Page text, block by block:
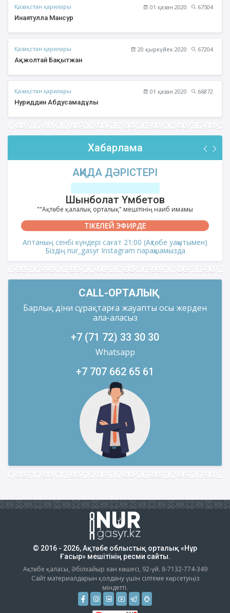
Қазақстан қарилары 01 қазан 2020
67504
Инаятулла Мансур
Қазақстан қарилары 20 қыркүйек 2020
67204
Ақжолтай Бақытжан
Қазақстан қарилары 01 қазан 2020
66872
Нуриддин Абдусамадұлы
Хабарлама
АҚИДА ДӘРІСТЕРІ
Шынболат Үмбетов
""Ақтөбе қалалық орталық" мешітінің наиб имамы
ТІКЕЛЕЙ ЭФИРДЕ
Аптаның сенбі күндері сағат 21:00 (Ақтөбе уақытымен)
Біздің nur_gasyr Instagram парақшамызда
CALL-ОРТАЛЫҚ
Барлық діни сұрақтарға жауапты осы жерден
ала-аласыз
+7 (71 72) 33 30 30
Whatsapp
+7 707 662 65 61
© 2016 - 2026, Ақтөбе облыстық орталық «Нұр
Ғасыр» мешітінің ресми сайты.
Ақтөбе қаласы, Әбілхайыр хан көшесі, 92-үй. 8-7132-774-349
Сайт материалдарын қолдану үшін сілтеме көрсетуіңіз
міндетті.